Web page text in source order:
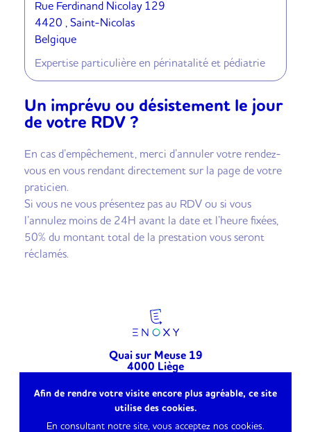
Rue Ferdinand Nicolay 129
4420 , Saint-Nicolas
Belgique
Expertise particulière en périnatalité et pédiatrie
Un imprévu ou désistement le jour
de votre RDV ?
En cas d’empêchement, merci d’annuler votre rendez-
vous en vous rendant directement sur la page de votre
praticien.
Si vous ne vous présentez pas au RDV ou si vous
l’annulez moins de 24H avant la date et l’heure fixées,
50% du montant total de la prestation vous seront
réclamés.
Quai sur Meuse 19
4000 Liège
info@enoxy.be
TVA : BE0804465738
Afin de rendre votre visite encore plus agréable, ce site
utilise des cookies.
En consultant notre site, vous acceptez nos cookies.